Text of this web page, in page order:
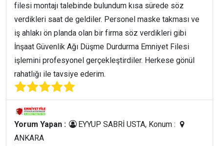
filesi montajı talebinde bulundum kısa sürede söz
verdikleri saat de geldiler. Personel maske takması ve
iş ahlakı ön planda olan bir firma söz verdikleri gibi
İnşaat Güvenlik Ağı Düşme Durdurma Emniyet Filesi
işlemini profesyonel gerçekleştirdiler. Herkese gönül
rahatlığı ile tavsiye ederim.
Yorum Yapan :
EYYUP SABRİ USTA, Konum :
ANKARA